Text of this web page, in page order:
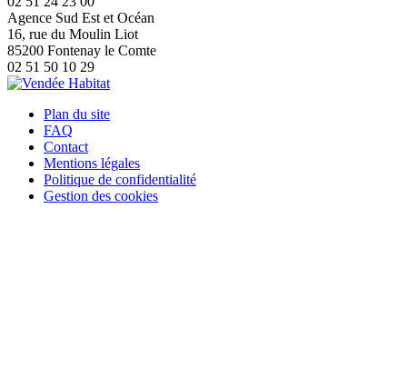
Agence Sud Est et Océan
16, rue du Moulin Liot
85200 Fontenay le Comte
02 51 50 10 29
Plan du site
FAQ
Contact
Mentions légales
Politique de confidentialité
Gestion des cookies